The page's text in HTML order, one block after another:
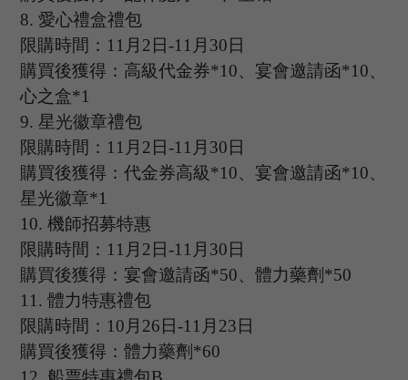
8. 愛心禮盒禮包
限購時間： 11 月 2 日-11 月 30日
購買後獲得： 高級代金券*10、宴會邀請函*10、
心之盒*1
9. 星光徽章禮包
限購時間： 11 月 2 日-11 月 30日
購買後獲得：代金券高級*10、宴會邀請函*10、
星光徽章*1
10. 機師招募特惠
限購時間： 11 月 2 日-11 月 30日
購買後獲得：宴會邀請函*50、體力藥劑*50
11. 體力特惠禮包
限購時間： 10 月 26日-11 月 23日
購買後獲得：體力藥劑 *60